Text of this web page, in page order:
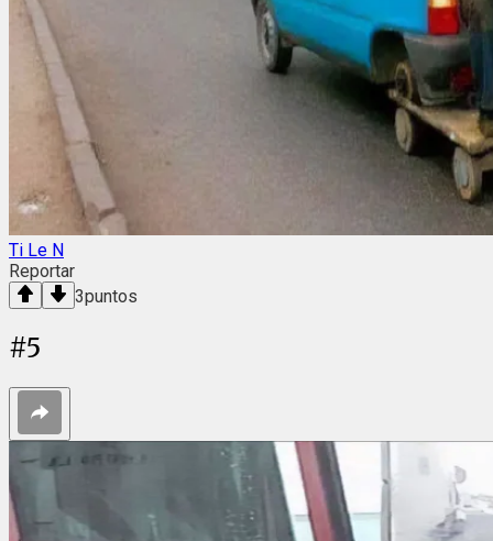
Ti Le N
Reportar
3puntos
#5